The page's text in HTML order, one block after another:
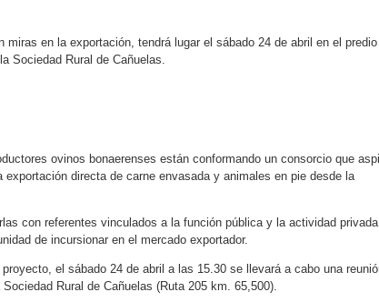
miras en la exportación, tendrá lugar el sábado 24 de abril en el predio
Sociedad Rural de Cañuelas.
ovinos bonaerenses están conformando un consorcio que
exportación directa de carne envasada y animales en pie desde la
con referentes vinculados a la función pública y la actividad privada
de incursionar en el mercado exportador.
el sábado 24 de abril a las 15.30 se llevará a cabo una
Rural de Cañuelas (Ruta 205 km. 65,500).